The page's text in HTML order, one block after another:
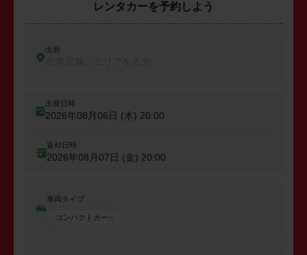
レンタカーを予約しよう
出発
出発日時
2026年08月06日 (木) 20:00
返却日時
2026年08月07日 (金) 20:00
車両タイプ
コンパクトカー